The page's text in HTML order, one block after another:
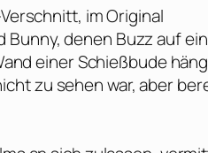
im Original
Bunny, denen Buzz auf
einer Schießbude
zu sehen war, aber